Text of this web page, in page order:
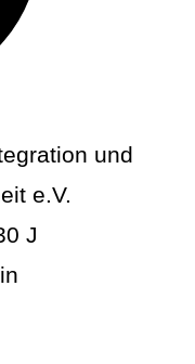
und
e.V.
J